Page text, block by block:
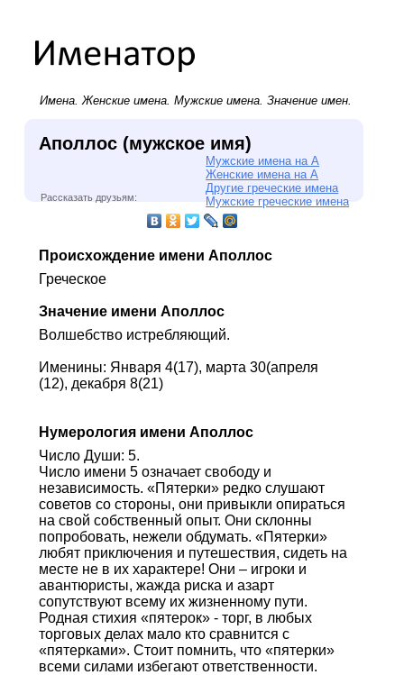
Имена.Женские имена. Мужские имена. Значение имен.
Аполлос (мужское имя)
Мужские имена на А
Женские имена на А
Другие греческие имена
Мужские греческие имена
Рассказать друзьям:
Происхождение имени Аполлос
Греческое
Значение имени Аполлос
Волшебство истребляющий.
Именины: Января 4(17), марта 30(апреля
(12), декабря 8(21)
Нумерология имени Аполлос
Число Души: 5.
Число имени 5 означает свободу и
независимость. «Пятерки» редко слушают
советов со стороны, они привыкли опираться
на свой собственный опыт. Они склонны
попробовать, нежели обдумать. «Пятерки»
любят приключения и путешествия, сидеть на
месте не в их характере! Они – игроки и
авантюристы, жажда риска и азарт
сопутствуют всему их жизненному пути.
Родная стихия «пятерок» - торг, в любых
торговых делах мало кто сравнится с
«пятерками». Стоит помнить, что «пятерки»
всеми силами избегают ответственности.